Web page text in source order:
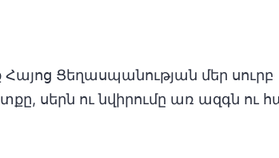
Ցեղասպանության մեր սուրբ
սերն ու նվիրումը առ ազգն ու